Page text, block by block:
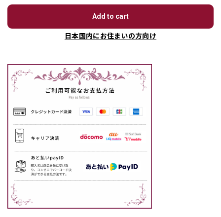
Add to cart
日本国内にお住まいの方向け